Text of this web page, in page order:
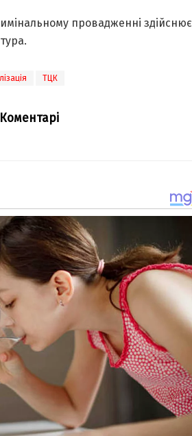
провадженні здійснює
ТЦК
Коментарі